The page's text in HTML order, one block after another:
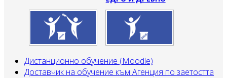
Дистанционно обучение (Moodle)
Доставчик на обучение към Агенция по заетостта